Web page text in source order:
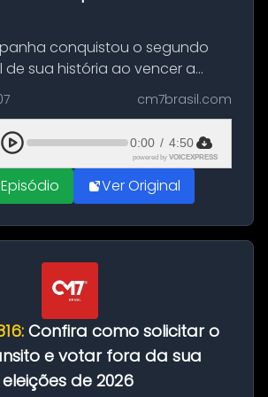
conquistou o segundo
sua história ao vencer a
a 0, neste domingo (19), na
do Mundo de 2026. Depois
gols durante o te...
cm7brasil.com
0:00 / 4:50
powered by VOICEXPRESS
Ver Original
Confira como solicitar o
e votar fora da sua
de 2026